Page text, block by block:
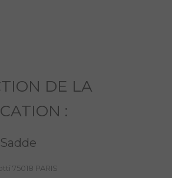
DE LA
:
75018 PARIS